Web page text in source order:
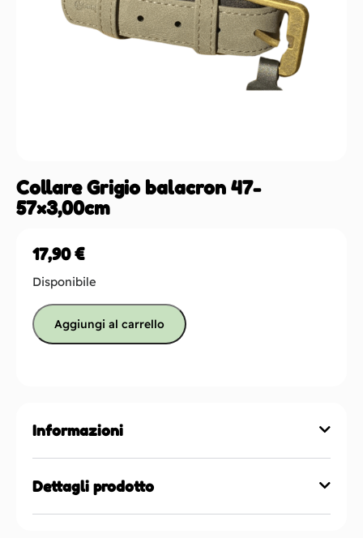
Collare Grigio balacron 47-
57×3,00cm
17,90€
Disponibile
Aggiungi al carrello
Informazioni
Dettagli prodotto